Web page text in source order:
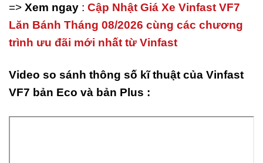
=> Xem ngay : Cập Nhật Giá Xe Vinfast VF7
Lăn Bánh Tháng 08/2026 cùng các chương
trình ưu đãi mới nhất từ Vinfast
Video so sánh thông số kĩ thuật của Vinfast
VF7 bản Eco và bản Plus :